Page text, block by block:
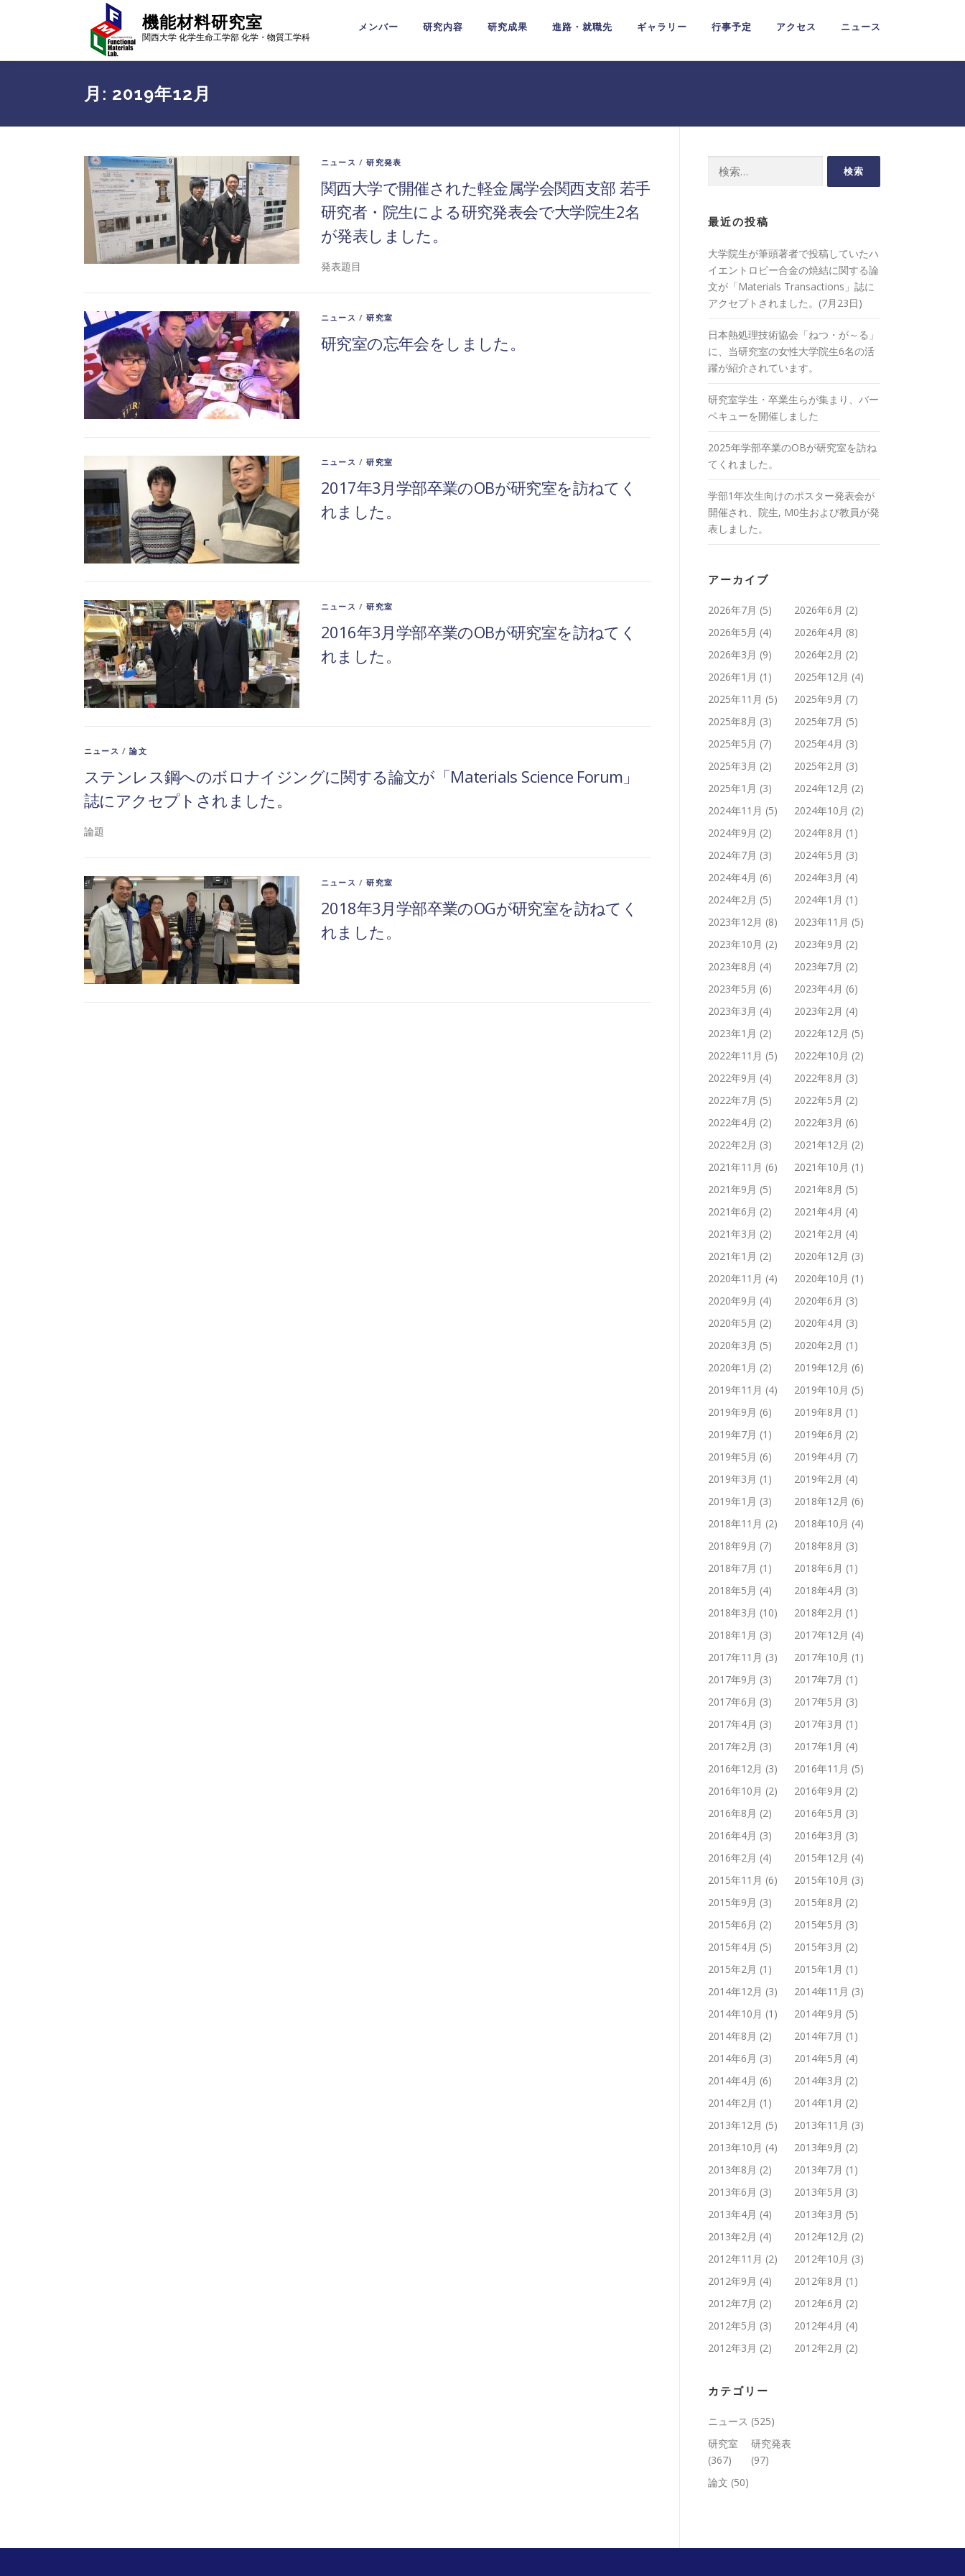
ン
キ
機能材料研究室
関西大学 化学生命工学部 化学・物質工学科
メンバー 研究内容 研究成果 進路・就職先 ギャラリー 行事予定 アクセス ニュース
月: 2019年12月
ニュース /研究発表
関西大学で開催された軽金属学会関西支部 若手
研究者・院生による研究発表会で大学院生2名
が発表しました。
発表題目
ニュース /研究室
研究室の忘年会をしました。
ニュース /研究室
2017年3月学部卒業のOBが研究室を訪ねてく
れました。
ニュース /研究室
2016年3月学部卒業のOBが研究室を訪ねてく
れました。
ニュース /論文
ステンレス鋼へのボロナイジングに関する論文が「Materials Science Forum」
誌にアクセプトされました。
論題
ニュース /研究室
2018年3月学部卒業のOGが研究室を訪ねてく
れました。
最近の投稿
大学院生が筆頭著者で投稿していたハ
イエントロピー合金の焼結に関する論
文が「Materials Transactions」誌に
アクセプトされました。(7月23日)
日本熱処理技術協会「ねつ・が～る」
に、当研究室の女性大学院生6名の活
躍が紹介されています。
研究室学生・卒業生らが集まり、バー
ベキューを開催しました
2025年学部卒業のOBが研究室を訪ね
てくれました。
学部1年次生向けのポスター発表会が
開催され、院生, M0生および教員が発
表しました。
アーカイブ
2026年7月 (5) 2026年6月 (2)
2026年5月 (4) 2026年4月 (8)
2026年3月 (9) 2026年2月 (2)
2026年1月 (1) 2025年12月 (4)
2025年11月 (5) 2025年9月 (7)
2025年8月 (3) 2025年7月 (5)
2025年5月 (7) 2025年4月 (3)
2025年3月 (2) 2025年2月 (3)
2025年1月 (3) 2024年12月 (2)
2024年11月 (5) 2024年10月 (2)
2024年9月 (2) 2024年8月 (1)
2024年7月 (3) 2024年5月 (3)
2024年4月 (6) 2024年3月 (4)
2024年2月 (5) 2024年1月 (1)
2023年12月 (8) 2023年11月 (5)
2023年10月 (2) 2023年9月 (2)
2023年8月 (4) 2023年7月 (2)
2023年5月 (6) 2023年4月 (6)
2023年3月 (4) 2023年2月 (4)
2023年1月 (2) 2022年12月 (5)
2022年11月 (5) 2022年10月 (2)
2022年9月 (4) 2022年8月 (3)
2022年7月 (5) 2022年5月 (2)
2022年4月 (2) 2022年3月 (6)
2022年2月 (3) 2021年12月 (2)
2021年11月 (6) 2021年10月 (1)
2021年9月 (5) 2021年8月 (5)
2021年6月 (2) 2021年4月 (4)
2021年3月 (2) 2021年2月 (4)
2021年1月 (2) 2020年12月 (3)
2020年11月 (4) 2020年10月 (1)
2020年9月 (4) 2020年6月 (3)
2020年5月 (2) 2020年4月 (3)
2020年3月 (5) 2020年2月 (1)
2020年1月 (2) 2019年12月 (6)
2019年11月 (4) 2019年10月 (5)
2019年9月 (6) 2019年8月 (1)
2019年7月 (1) 2019年6月 (2)
2019年5月 (6) 2019年4月 (7)
2019年3月 (1) 2019年2月 (4)
2019年1月 (3) 2018年12月 (6)
2018年11月 (2) 2018年10月 (4)
2018年9月 (7) 2018年8月 (3)
2018年7月 (1) 2018年6月 (1)
2018年5月 (4) 2018年4月 (3)
2018年3月 (10) 2018年2月 (1)
2018年1月 (3) 2017年12月 (4)
2017年11月 (3) 2017年10月 (1)
2017年9月 (3) 2017年7月 (1)
2017年6月 (3) 2017年5月 (3)
2017年4月 (3) 2017年3月 (1)
2017年2月 (3) 2017年1月 (4)
2016年12月 (3) 2016年11月 (5)
2016年10月 (2) 2016年9月 (2)
2016年8月 (2) 2016年5月 (3)
2016年4月 (3) 2016年3月 (3)
2016年2月 (4) 2015年12月 (4)
2015年11月 (6) 2015年10月 (3)
2015年9月 (3) 2015年8月 (2)
2015年6月 (2) 2015年5月 (3)
2015年4月 (5) 2015年3月 (2)
2015年2月 (1) 2015年1月 (1)
2014年12月 (3) 2014年11月 (3)
2014年10月 (1) 2014年9月 (5)
2014年8月 (2) 2014年7月 (1)
2014年6月 (3) 2014年5月 (4)
2014年4月 (6) 2014年3月 (2)
2014年2月 (1) 2014年1月 (2)
2013年12月 (5) 2013年11月 (3)
2013年10月 (4) 2013年9月 (2)
2013年8月 (2) 2013年7月 (1)
2013年6月 (3) 2013年5月 (3)
2013年4月 (4) 2013年3月 (5)
2013年2月 (4) 2012年12月 (2)
2012年11月 (2) 2012年10月 (3)
2012年9月 (4) 2012年8月 (1)
2012年7月 (2) 2012年6月 (2)
2012年5月 (3) 2012年4月 (4)
2012年3月 (2) 2012年2月 (2)
カテゴリー
ニュース (525)
研究室
(367)
研究発表
(97)
論文 (50)